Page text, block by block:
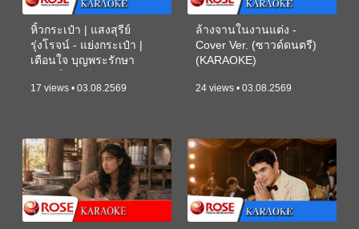
หิ้วกระเป๋า | แสงสุรีย์
รุ่งโรจน์ - แย่งกระเป๋า |
เตือนใจ บุญพระรักษา
17 views • 03.08.2569
ล้างจานในงานแต่ง -
Cover Ver. (ซาวด์ดนตรี)
(KARAOKE)
24 views • 03.08.2569